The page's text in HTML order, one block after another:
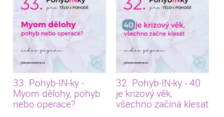
33. Pohyb-IN-ky -
Myom dělohy, pohyb
nebo operace?
32. Pohyb-IN-ky - 40
je krizový věk,
všechno začíná klesat